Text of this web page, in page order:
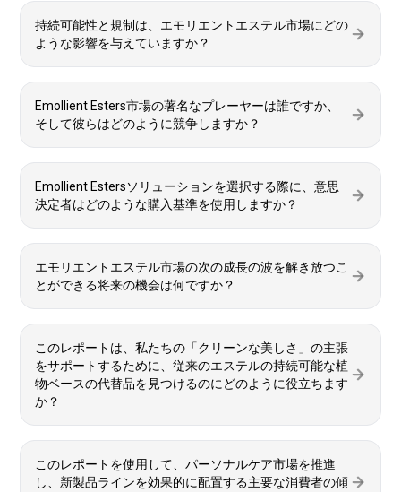
持続可能性と規制は、エモリエントエステル市場にどの
ような影響を与えていますか？
Emollient Esters市場の著名なプレーヤーは誰ですか、
そして彼らはどのように競争しますか？
Emollient Estersソリューションを選択する際に、意思
決定者はどのような購入基準を使用しますか？
エモリエントエステル市場の次の成長の波を解き放つこ
とができる将来の機会は何ですか？
このレポートは、私たちの「クリーンな美しさ」の主張
をサポートするために、従来のエステルの持続可能な植
物ベースの代替品を見つけるのにどのように役立ちます
か？
このレポートを使用して、パーソナルケア市場を推進
し、新製品ラインを効果的に配置する主要な消費者の傾